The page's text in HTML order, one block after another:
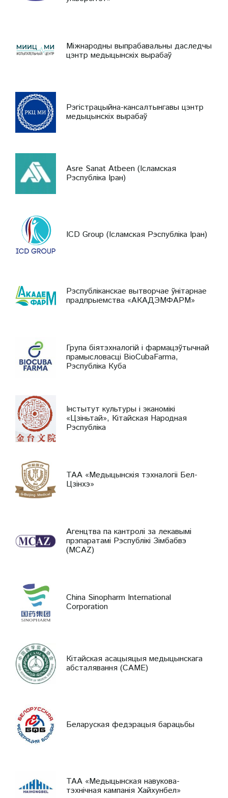
Міжнародны выпрабавальны даследчы
цэнтр медыцынскіх вырабаў
Рэгістрацыйна-кансалтынгавы цэнтр
медыцынскіх вырабаў
Asre Sanat Atbeen (Ісламская
Рэспубліка Іран)
ICD Group (Ісламская Рэспубліка Іран)
Рэспубліканскае вытворчае ўнітарнае
прадпрыемства «АКАДЭМФАРМ»
Група біятэхналогій і фармацэўтычнай
прамысловасці BioCubaFarma,
Рэспубліка Куба
Інстытут культуры і эканомікі
«Цзіньтай», Кітайская Народная
Рэспубліка
ТАА «Медыцынскія тэхналогіі Бел-
Цзінхэ»
Агенцтва па кантролі за лекавымі
прэпаратамі Рэспублікі Зімбабвэ
(MCAZ)
China Sinopharm International
Corporation
Кітайская асацыяцыя медыцынскага
абсталявання (CAME)
Беларуская федэрацыя барацьбы
ТАА «Медыцынская навукова-
тэхнічная кампанія Хайхунбел»